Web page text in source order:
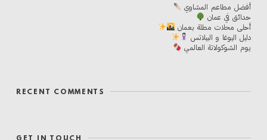
أفضل مطاعم المشاوي
حدائق في عمان
أحلی محلات مطلة بعمان
دليل اليوغا و البيلاتس
يوم الشوكولاتة العالمي
RECENT COMMENTS